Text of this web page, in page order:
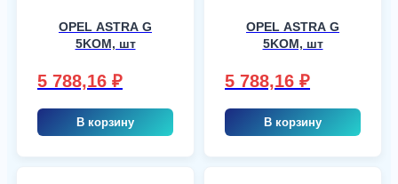
OPEL ASTRA G
5KOM, шт
5 788,16 ₽
В корзину
OPEL ASTRA G
5KOM, шт
5 788,16 ₽
В корзину